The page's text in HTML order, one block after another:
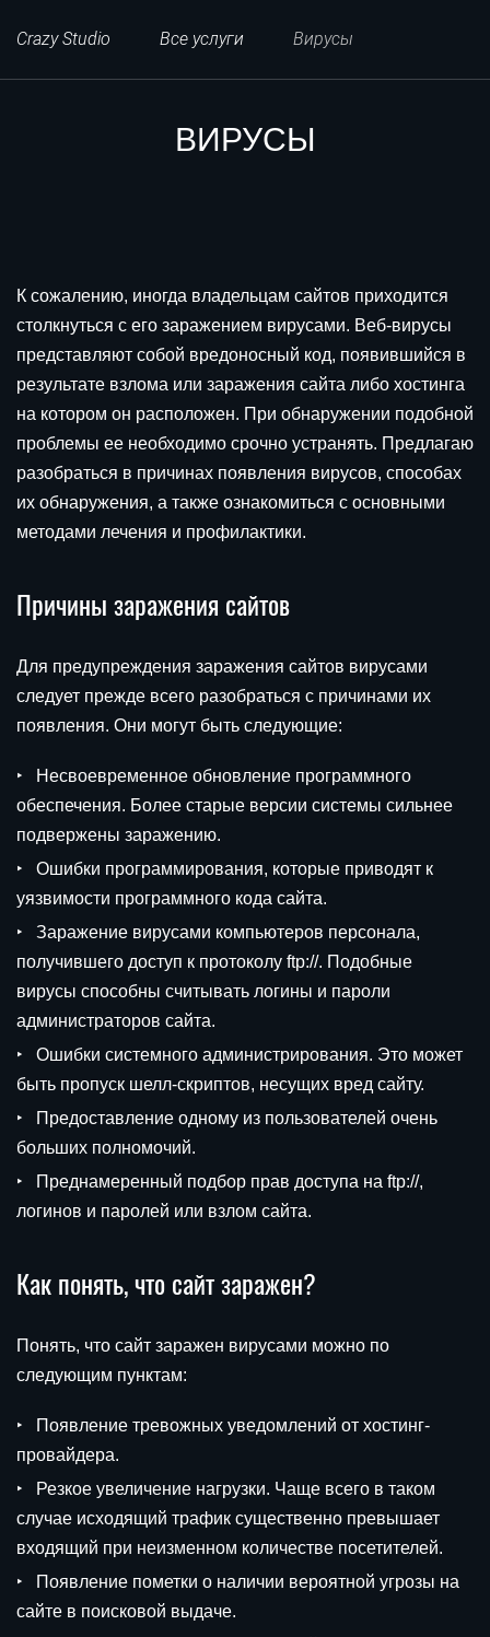
Crazy Studio Все услуги Вирусы
ВИРУСЫ
К сожалению, иногда владельцам сайтов приходится
столкнуться с его заражением вирусами. Веб-вирусы
представляют собой вредоносный код, появившийся в
результате взлома или заражения сайта либо хостинга
на котором он расположен. При обнаружении подобной
проблемы ее необходимо срочно устранять. Предлагаю
разобраться в причинах появления вирусов, способах
их обнаружения, а также ознакомиться с основными
методами лечения и профилактики.
Причины заражения сайтов
Для предупреждения заражения сайтов вирусами
следует прежде всего разобраться с причинами их
появления. Они могут быть следующие:
Несвоевременное обновление программного
обеспечения. Более старые версии системы сильнее
подвержены заражению.
Ошибки программирования, которые приводят к
уязвимости программного кода сайта.
Заражение вирусами компьютеров персонала,
получившего доступ к протоколу ftp://. Подобные
вирусы способны считывать логины и пароли
администраторов сайта.
Ошибки системного администрирования. Это может
быть пропуск шелл-скриптов, несущих вред сайту.
Предоставление одному из пользователей очень
больших полномочий.
Преднамеренный подбор прав доступа на ftp://,
логинов и паролей или взлом сайта.
Как понять, что сайт заражен?
Понять, что сайт заражен вирусами можно по
следующим пунктам:
Появление тревожных уведомлений от хостинг-
провайдера.
Резкое увеличение нагрузки. Чаще всего в таком
случае исходящий трафик существенно превышает
входящий при неизменном количестве посетителей.
Появление пометки о наличии вероятной угрозы на
сайте в поисковой выдаче.